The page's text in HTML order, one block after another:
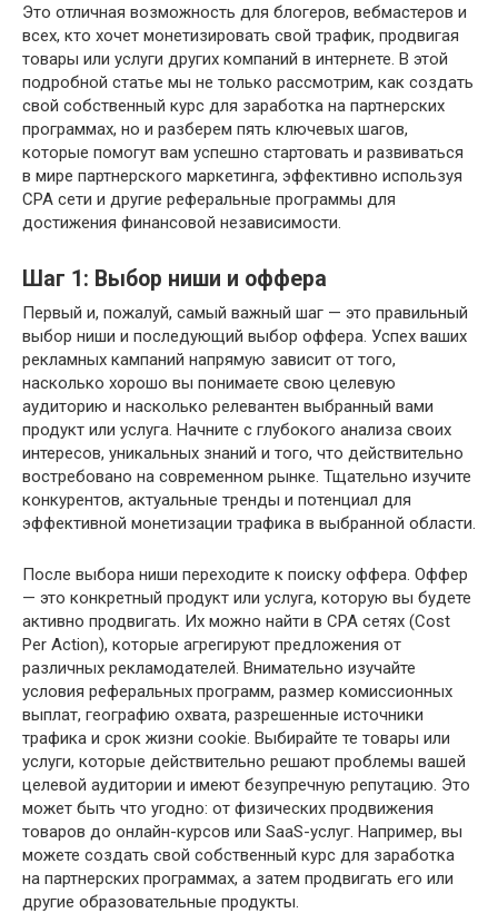
Это отличная возможность для блогеров, вебмастеров и
всех, кто хочет монетизировать свой трафик, продвигая
товары или услуги других компаний в интернете. В этой
подробной статье мы не только рассмотрим, как создать
свой собственный курс для заработка на партнерских
программах, но и разберем пять ключевых шагов,
которые помогут вам успешно стартовать и развиваться
в мире партнерского маркетинга, эффективно используя
CPA сети и другие реферальные программы для
достижения финансовой независимости.
Шаг 1: Выбор ниши и оффера
Первый и, пожалуй, самый важный шаг — это правильный
выбор ниши и последующий выбор оффера. Успех ваших
рекламных кампаний напрямую зависит от того,
насколько хорошо вы понимаете свою целевую
аудиторию и насколько релевантен выбранный вами
продукт или услуга. Начните с глубокого анализа своих
интересов, уникальных знаний и того, что действительно
востребовано на современном рынке. Тщательно изучите
конкурентов, актуальные тренды и потенциал для
эффективной монетизации трафика в выбранной области.
После выбора ниши переходите к поиску оффера. Оффер
— это конкретный продукт или услуга, которую вы будете
активно продвигать. Их можно найти в CPA сетях (Cost
Per Action), которые агрегируют предложения от
различных рекламодателей. Внимательно изучайте
условия реферальных программ, размер комиссионных
выплат, географию охвата, разрешенные источники
трафика и срок жизни cookie. Выбирайте те товары или
услуги, которые действительно решают проблемы вашей
целевой аудитории и имеют безупречную репутацию. Это
может быть что угодно: от физических продвижения
товаров до онлайн-курсов или SaaS-услуг. Например, вы
можете создать свой собственный курс для заработка
на партнерских программах, а затем продвигать его или
другие образовательные продукты.